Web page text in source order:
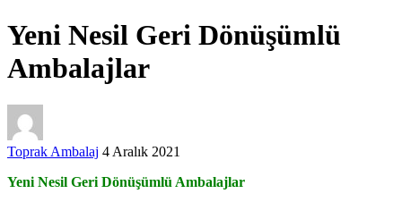
Yeni Nesil Geri Dönüşümlü
Ambalajlar
Toprak Ambalaj 4 Aralık 2021
Yeni Nesil Geri Dönüşümlü Ambalajlar